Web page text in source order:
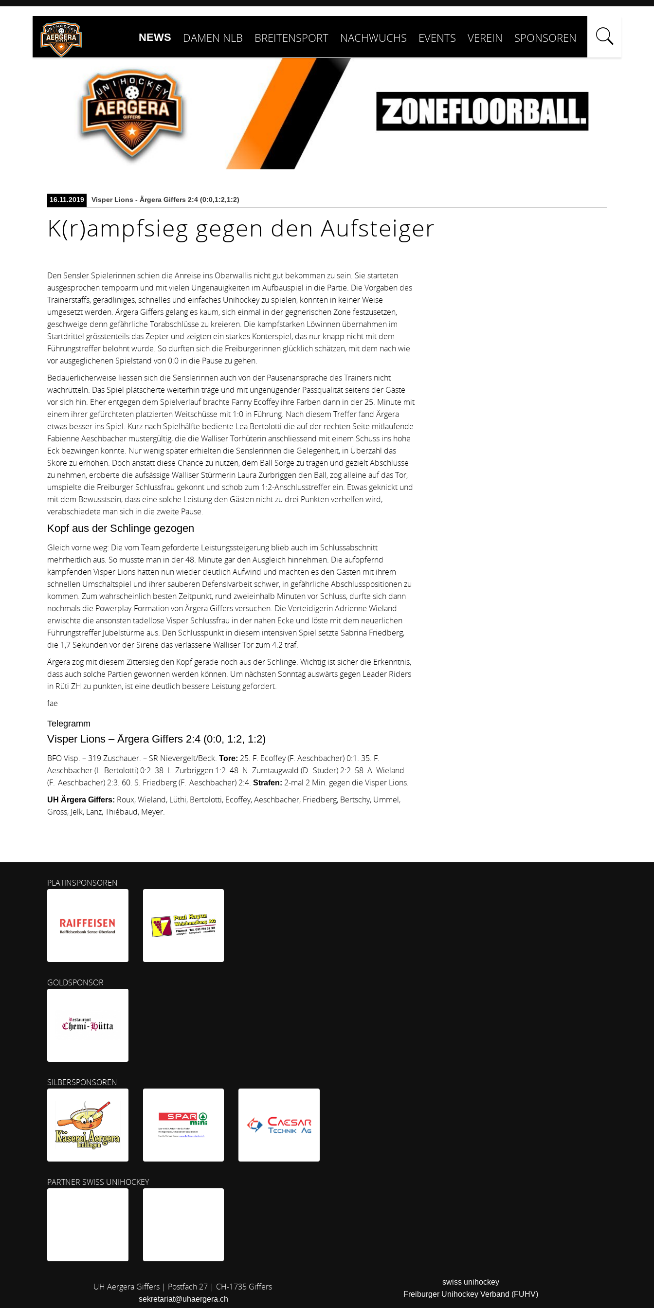
NEWS DAMEN NLB BREITENSPORT NACHWUCHS EVENTS VEREIN SPONSOREN
16.11.2019 Visper Lions - Ärgera Giffers 2:4 (0:0,1:2,1:2)
K(r)ampfsieg gegen den Aufsteiger
Den Sensler Spielerinnen schien die Anreise ins Oberwallis nicht gut bekommen zu sein. Sie starteten
ausgesprochen tempoarm und mit vielen Ungenauigkeiten im Aufbauspiel in die Partie. Die Vorgaben des
Trainerstaffs, geradliniges, schnelles und einfaches Unihockey zu spielen, konnten in keiner Weise
umgesetzt werden. Ärgera Giffers gelang es kaum, sich einmal in der gegnerischen Zone festzusetzen,
geschweige denn gefährliche Torabschlüsse zu kreieren. Die kampfstarken Löwinnen übernahmen im
Startdrittel grösstenteils das Zepter und zeigten ein starkes Konterspiel, das nur knapp nicht mit dem
Führungstreffer belohnt wurde. So durften sich die Freiburgerinnen glücklich schätzen, mit dem nach wie
vor ausgeglichenen Spielstand von 0:0 in die Pause zu gehen.
Bedauerlicherweise liessen sich die Senslerinnen auch von der Pausenansprache des Trainers nicht
wachrütteln. Das Spiel plätscherte weiterhin träge und mit ungenügender Passqualität seitens der Gäste
vor sich hin. Eher entgegen dem Spielverlauf brachte Fanny Ecoffey ihre Farben dann in der 25. Minute mit
einem ihrer gefürchteten platzierten Weitschüsse mit 1:0 in Führung. Nach diesem Treffer fand Ärgera
etwas besser ins Spiel. Kurz nach Spielhälfte bediente Lea Bertolotti die auf der rechten Seite mitlaufende
Fabienne Aeschbacher mustergültig, die die Walliser Torhüterin anschliessend mit einem Schuss ins hohe
Eck bezwingen konnte. Nur wenig später erhielten die Senslerinnen die Gelegenheit, in Überzahl das
Skore zu erhöhen. Doch anstatt diese Chance zu nutzen, dem Ball Sorge zu tragen und gezielt Abschlüsse
zu nehmen, eroberte die aufsässige Walliser Stürmerin Laura Zurbriggen den Ball, zog alleine auf das Tor,
umspielte die Freiburger Schlussfrau gekonnt und schob zum 1:2-Anschlusstreffer ein. Etwas geknickt und
mit dem Bewusstsein, dass eine solche Leistung den Gästen nicht zu drei Punkten verhelfen wird,
verabschiedete man sich in die zweite Pause.
Kopf aus der Schlinge gezogen
Gleich vorne weg: Die vom Team geforderte Leistungssteigerung blieb auch im Schlussabschnitt
mehrheitlich aus. So musste man in der 48. Minute gar den Ausgleich hinnehmen. Die aufopfernd
kämpfenden Visper Lions hatten nun wieder deutlich Aufwind und machten es den Gästen mit ihrem
schnellen Umschaltspiel und ihrer sauberen Defensivarbeit schwer, in gefährliche Abschlusspositionen zu
kommen. Zum wahrscheinlich besten Zeitpunkt, rund zweieinhalb Minuten vor Schluss, durfte sich dann
nochmals die Powerplay-Formation von Ärgera Giffers versuchen. Die Verteidigerin Adrienne Wieland
erwischte die ansonsten tadellose Visper Schlussfrau in der nahen Ecke und löste mit dem neuerlichen
Führungstreffer Jubelstürme aus. Den Schlusspunkt in diesem intensiven Spiel setzte Sabrina Friedberg,
die 1,7 Sekunden vor der Sirene das verlassene Walliser Tor zum 4:2 traf.
Ärgera zog mit diesem Zittersieg den Kopf gerade noch aus der Schlinge. Wichtig ist sicher die Erkenntnis,
dass auch solche Partien gewonnen werden können. Um nächsten Sonntag auswärts gegen Leader Riders
in Rüti ZH zu punkten, ist eine deutlich bessere Leistung gefordert.
fae
Telegramm
Visper Lions – Ärgera Giffers 2:4 (0:0, 1:2, 1:2)
BFO Visp. – 319 Zuschauer. – SR Nievergelt/Beck. Tore: 25. F. Ecoffey (F. Aeschbacher) 0:1. 35. F.
Aeschbacher (L. Bertolotti) 0:2. 38. L. Zurbriggen 1:2. 48. N. Zumtaugwald (D. Studer) 2:2. 58. A. Wieland
(F. Aeschbacher) 2:3. 60. S. Friedberg (F. Aeschbacher) 2:4. Strafen: 2-mal 2 Min. gegen die Visper Lions.
UH Ärgera Giffers: Roux, Wieland, Lüthi, Bertolotti, Ecoffey, Aeschbacher, Friedberg, Bertschy, Ummel,
Gross, Jelk, Lanz, Thiébaud, Meyer.
PLATINSPONSOREN
GOLDSPONSOR
SILBERSPONSOREN
PARTNER SWISS UNIHOCKEY
UH Aergera Giffers | Postfach 27 | CH-1735 Giffers
sekretariat@uhaergera.ch
swiss unihockey
Freiburger Unihockey Verband (FUHV)